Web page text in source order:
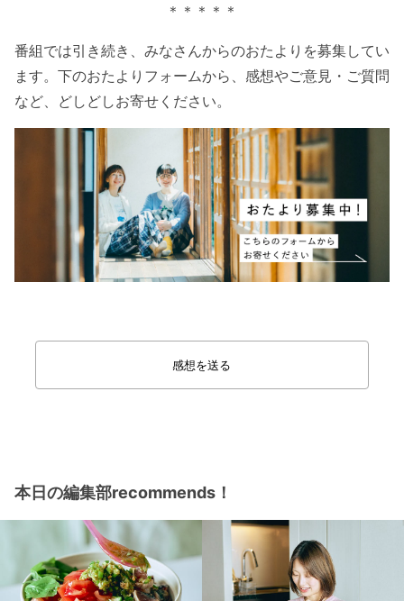
＊＊＊＊＊
番組では引き続き、みなさんからのおたよりを募集してい
ます。下のおたよりフォームから、感想やご意見・ご質問
など、どしどしお寄せください。
感想を送る
本日の編集部recommends！